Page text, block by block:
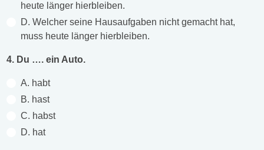
heute länger hierbleiben.
D. Welcher seine Hausaufgaben nicht gemacht hat,
muss heute länger hierbleiben.
4. Du …. ein Auto.
A. habt
B. hast
C. habst
D. hat